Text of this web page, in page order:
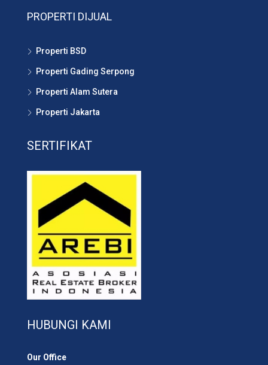
PROPERTI DIJUAL
Properti BSD
Properti Gading Serpong
Properti Alam Sutera
Properti Jakarta
SERTIFIKAT
HUBUNGI KAMI
Our Office